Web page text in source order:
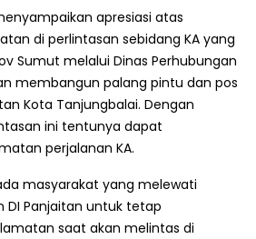
apresiasi atas
di perlintasan sebidang KA yang
Sumut melalui Dinas Perhubungan
membangun palang pintu dan pos
Kota Tanjungbalai. Dengan
ini tentunya dapat
perjalanan KA.
masyarakat yang melewati
DI Panjaitan untuk tetap
saat akan melintas di